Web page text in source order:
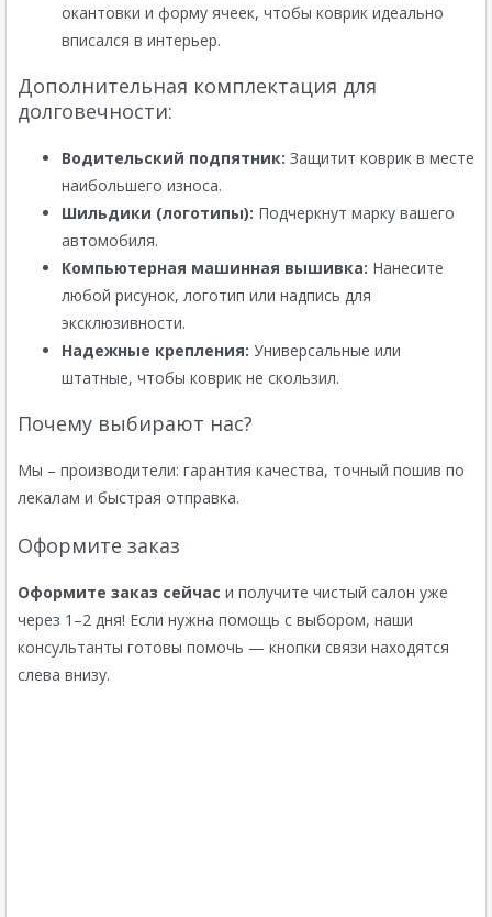
окантовки и форму ячеек, чтобы коврик идеально
вписался в интерьер.
Дополнительная комплектация для
долговечности:
Водительский подпятник: Защитит коврик в месте
наибольшего износа.
Шильдики (логотипы): Подчеркнут марку вашего
автомобиля.
Компьютерная машинная вышивка: Нанесите
любой рисунок, логотип или надпись для
эксклюзивности.
Надежные крепления: Универсальные или
штатные, чтобы коврик не скользил.
Почему выбирают нас?
Мы – производители: гарантия качества, точный пошив по
лекалам и быстрая отправка.
Оформите заказ
Оформите заказ сейчас и получите чистый салон уже
через 1–2 дня! Если нужна помощь с выбором, наши
консультанты готовы помочь — кнопки связи находятся
слева внизу.